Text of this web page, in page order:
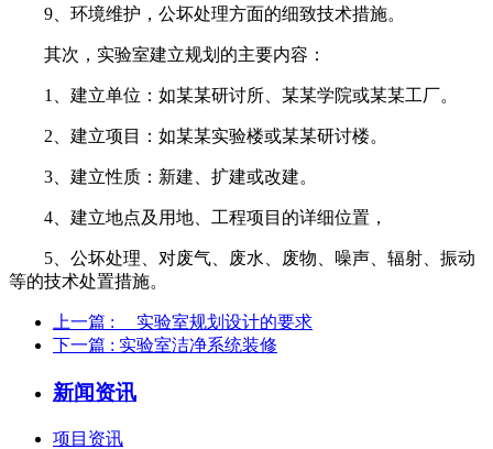
9、环境维护，公坏处理方面的细致技术措施。
其次，实验室建立规划的主要内容：
1、建立单位：如某某研讨所、某某学院或某某工厂。
2、建立项目：如某某实验楼或某某研讨楼。
3、建立性质：新建、扩建或改建。
4、建立地点及用地、工程项目的详细位置，
5、公坏处理、对废气、废水、废物、噪声、辐射、振动
等的技术处置措施。
上一篇 : 实验室规划设计的要求
下一篇 : 实验室洁净系统装修
新闻资讯
项目资讯